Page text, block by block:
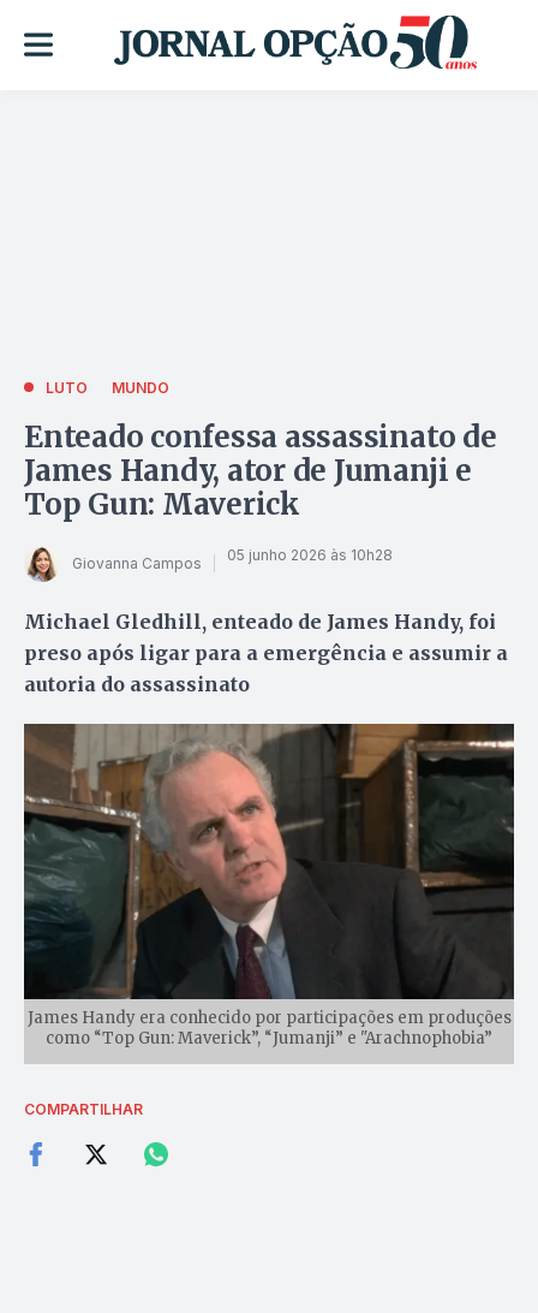
LUTO MUNDO
Enteado confessa assassinato de
James Handy, ator de Jumanji e
Top Gun: Maverick
Giovanna Campos 05 junho 2026 às 10h28
Michael Gledhill, enteado de James Handy, foi
preso após ligar para a emergência e assumir a
autoria do assassinato
James Handy era conhecido por participações em produções
como “Top Gun: Maverick”, “Jumanji” e "Arachnophobia”
COMPARTILHAR